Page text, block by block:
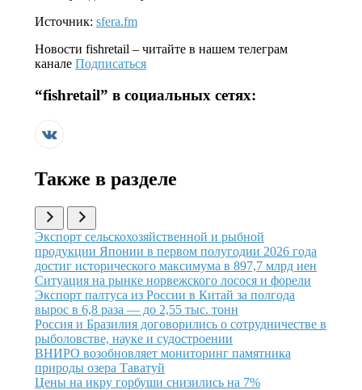
Источник: sfera.fm
Новости fishretail – читайте в нашем телеграм
канале Подписаться
“fishretail” в социальных сетях:
Также в разделе
Иллюстрация новости
Экспорт сельскохозяйственной и рыбной
продукции Японии в первом полугодии 2026 года
достиг исторического максимума в 897,7 млрд иен
Иллюстрация новости
Ситуация на рынке норвежского лосося и форели
Иллюстрация новости
Экспорт палтуса из России в Китай за полгода
вырос в 6,8 раза — до 2,55 тыс. тонн
Иллюстрация новости
Россия и Бразилия договорились о сотрудничестве в
рыболовстве, науке и судостроении
Иллюстрация новости
ВНИРО возобновляет мониторинг памятника
природы озера Таватуй
Иллюстрация новости
Цены на икру горбуши снизились на 7%